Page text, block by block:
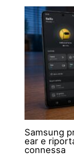
Samsung
ear e
connessa